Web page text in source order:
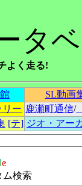
タ
よく走る!
SL動画
リー 鹿瀬町通信/
[テ] ジオ・アー
ム検索